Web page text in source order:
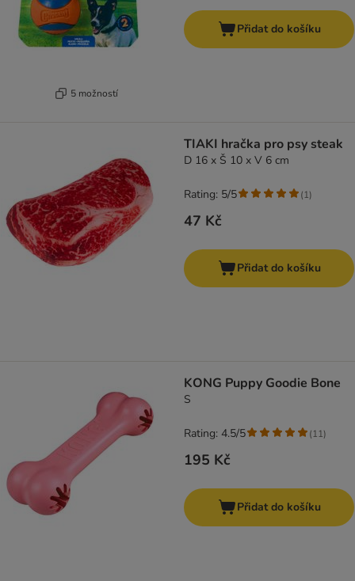
5 možností
Přidat do košíku
TIAKI hračka pro psy steak
D 16 x Š 10 x V 6 cm
47 Kč
Rating: 5/5 (1)
Přidat do košíku
KONG Puppy Goodie Bone
S
195 Kč
Rating: 4.5/5 (11)
Přidat do košíku